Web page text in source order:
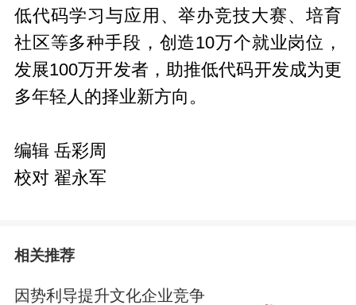
低代码学习与应用、举办竞技大赛、培育
社区等多种手段，创造10万个就业岗位，
发展100万开发者，助推低代码开发成为更
多年轻人的择业新方向。
编辑 岳彩周
校对 翟永军
相关推荐
因势利导提升文化企业竞争